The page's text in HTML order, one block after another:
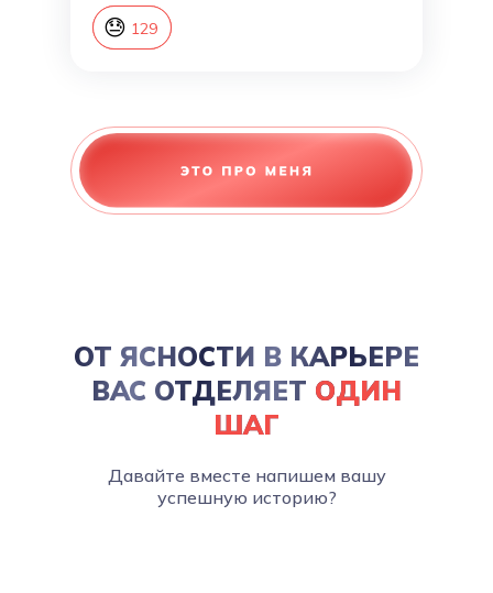
130
😓 129
ОТ ЯСНОСТИ В КАРЬЕРЕ
ВАС ОТДЕЛЯЕТ ОДИН
ШАГ
Давайте вместе напишем вашу
успешную историю?